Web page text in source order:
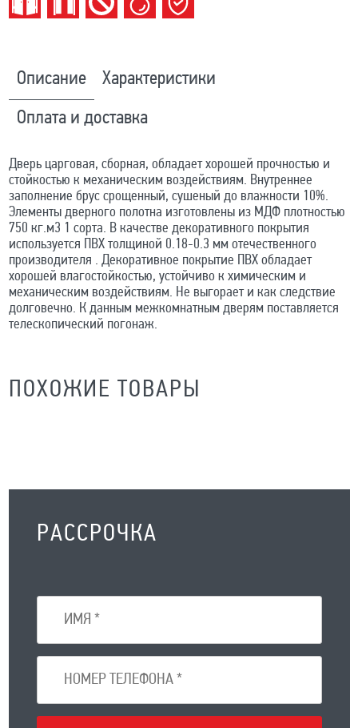
Описание Характеристики
Оплата и доставка
Дверь царговая, сборная, обладает хорошей прочностью и
стойкостью к механическим воздействиям. Внутреннее
заполнение брус срощенный, сушеный до влажности 10%.
Элементы дверного полотна изготовлены из МДФ плотностью
750 кг.м3 1 сорта. В качестве декоративного покрытия
используется ПВХ толщиной 0.18-0.3 мм отечественного
производителя . Декоративное покрытие ПВХ обладает
хорошей влагостойкостью, устойчиво к химическим и
механическим воздействиям. Не выгорает и как следствие
долговечно. К данным межкомнатным дверям поставляется
телескопический погонаж.
ПОХОЖИЕ ТОВАРЫ
РАССРОЧКА